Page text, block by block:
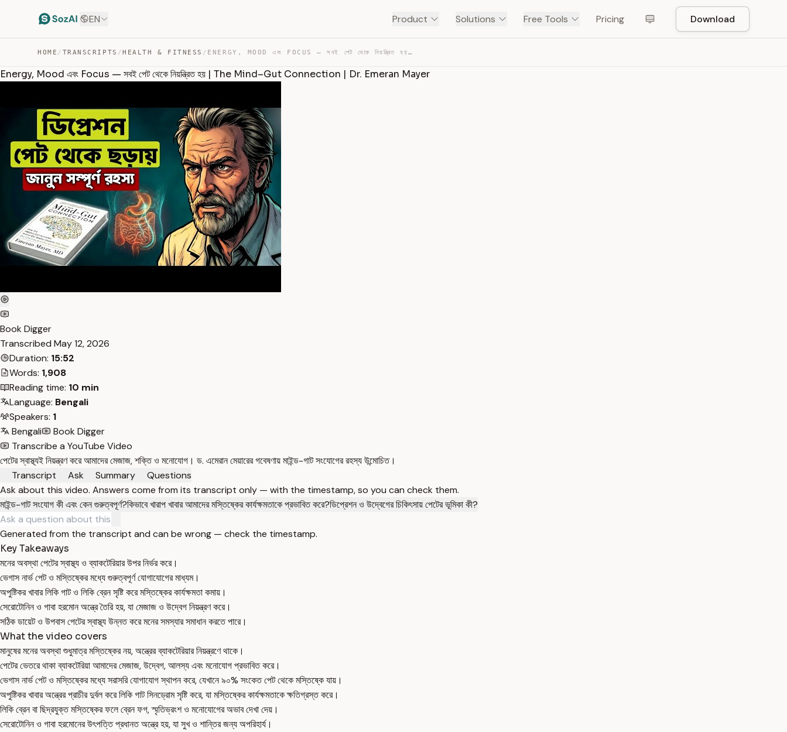
EN Product Solutions Free Tools Pricing Download
HOME / TRANSCRIPTS /HEALTH & FITNESS / ENERGY, MOOD এবং FOCUS — সবই পেট থেকে নিয়ন্ত্রিত হয় | T… — TRANSCRIPT
Energy, Mood এবং Focus — সবই পেট থেকে নিয়ন্ত্রিত হয় | The Mind–Gut Connection | Dr. Emeran Mayer
Book Digger
Transcribed May 12, 2026
Duration: 15:52
Words: 1,908
Reading time: 10 min
Language: Bengali
Speakers: 1
Bengali
Book Digger
Transcribe a YouTube Video
পেটের স্বাস্থ্যই নিয়ন্ত্রণ করে আমাদের মেজাজ, শক্তি ও মনোযোগ। ড. এমেরান মেয়ারের গবেষণায় মাইন্ড-গাট সংযোগের রহস্য উন্মোচিত।
Transcript
Ask Summary
Questions
Ask about this video. Answers come from its transcript only — with the timestamp, so you can check them.
মাইন্ড-গাট সংযোগ কী এবং কেন গুরুত্বপূর্ণ?কিভাবে খারাপ খাবার আমাদের মস্তিষ্কের কার্যক্ষমতাকে প্রভাবিত করে?ডিপ্রেশন ও উদ্বেগের চিকিৎসায় পেটের ভূমিকা কী?
Generated from the transcript and can be wrong — check the timestamp.
Key Takeaways
মনের অবস্থা পেটের স্বাস্থ্য ও ব্যাকটেরিয়ার উপর নির্ভর করে।
ভেগাস নার্ভ পেট ও মস্তিষ্কের মধ্যে গুরুত্বপূর্ণ যোগাযোগের মাধ্যম।
অপুষ্টিকর খাবার লিকি গাট ও লিকি ব্রেন সৃষ্টি করে মস্তিষ্কের কার্যক্ষমতা কমায়।
সেরোটোনিন ও গাবা হরমোন অন্ত্রে তৈরি হয়, যা মেজাজ ও উদ্বেগ নিয়ন্ত্রণ করে।
সঠিক ডায়েট ও উপবাস পেটের স্বাস্থ্য উন্নত করে মনের সমস্যার সমাধান করতে পারে।
What the video covers
মানুষের মনের অবস্থা শুধুমাত্র মস্তিষ্কের নয়, অন্ত্রের ব্যাকটেরিয়ার নিয়ন্ত্রণে থাকে।
পেটের ভেতরে থাকা ব্যাকটেরিয়া আমাদের মেজাজ, উদ্বেগ, আলস্য এবং মনোযোগ প্রভাবিত করে।
ভেগাস নার্ভ পেট ও মস্তিষ্কের মধ্যে সরাসরি যোগাযোগ স্থাপন করে, যেখানে ৯০% সংকেত পেট থেকে মস্তিষ্কে যায়।
অপুষ্টিকর খাবার অন্ত্রের প্রাচীর দুর্বল করে লিকি গাট সিনড্রোম সৃষ্টি করে, যা মস্তিষ্কের কার্যক্ষমতাকে ক্ষতিগ্রস্ত করে।
লিকি ব্রেন বা ছিদ্রযুক্ত মস্তিষ্কের ফলে ব্রেন ফগ, স্মৃতিভ্রংশ ও মনোযোগের অভাব দেখা দেয়।
সেরোটোনিন ও গাবা হরমোনের উৎপত্তি প্রধানত অন্ত্রে হয়, যা সুখ ও শান্তির জন্য অপরিহার্য।